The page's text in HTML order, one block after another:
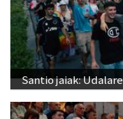
Santio jaiak: